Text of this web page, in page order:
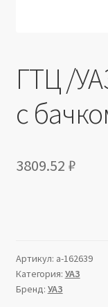
ГТЦ /
с
3809.52 ₽
Артикул: a-162639
Категория: УАЗ
Бренд: УАЗ